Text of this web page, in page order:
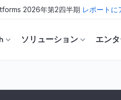
2026年第2四半期 レポートに
ソリューション エン